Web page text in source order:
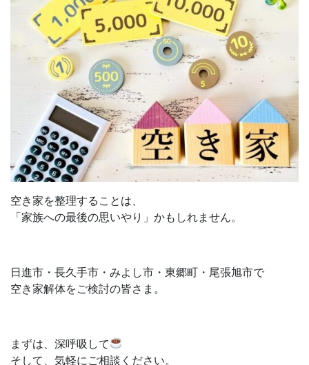
空き家を整理することは、
「家族への最後の思いやり」かもしれません。
日進市・長久手市・みよし市・東郷町・尾張旭市で
空き家解体をご検討の皆さま。
まずは、深呼吸して
そして、気軽にご相談ください。